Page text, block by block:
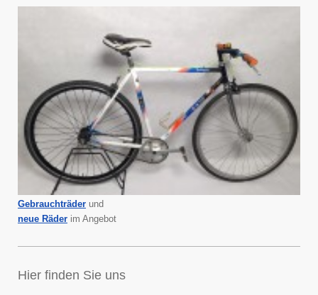
Gebrauchträder und
neue Räder im Angebot
Hier finden Sie uns